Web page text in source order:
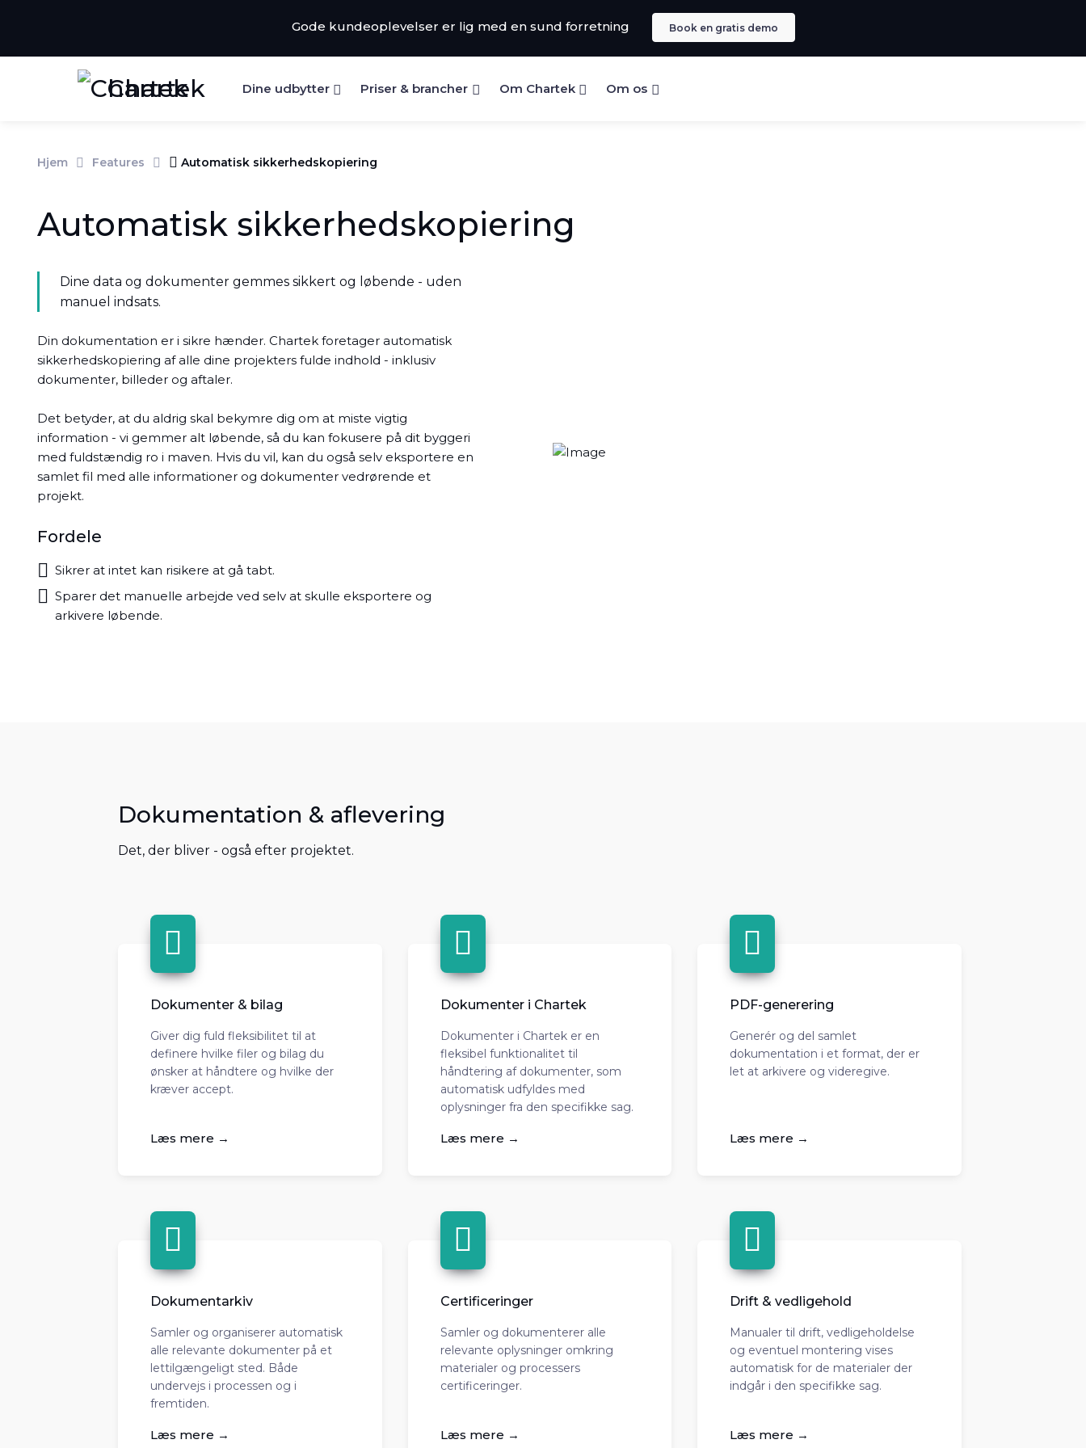
Gode kundeoplevelser er lig med en sund forretning Book en gratis demo
Chartek Dine udbytter Priser & brancher Om Chartek Om os
Hjem Features Automatisk sikkerhedskopiering
Automatisk sikkerhedskopiering
Dine data og dokumenter gemmes sikkert og løbende - uden
manuel indsats.
Din dokumentation er i sikre hænder. Chartek foretager automatisk
sikkerhedskopiering af alle dine projekters fulde indhold - inklusiv
dokumenter, billeder og aftaler.
Det betyder, at du aldrig skal bekymre dig om at miste vigtig
information - vi gemmer alt løbende, så du kan fokusere på dit byggeri
med fuldstændig ro i maven. Hvis du vil, kan du også selv eksportere en
samlet fil med alle informationer og dokumenter vedrørende et
projekt.
Fordele
Sikrer at intet kan risikere at gå tabt.
Sparer det manuelle arbejde ved selv at skulle eksportere og
arkivere løbende.
Dokumentation & aflevering
Det, der bliver - også efter projektet.
Dokumenter & bilag
Giver dig fuld fleksibilitet til at
definere hvilke filer og bilag du
ønsker at håndtere og hvilke der
kræver accept.
Læs mere →
Dokumenter i Chartek
Dokumenter i Chartek er en
fleksibel funktionalitet til
håndtering af dokumenter, som
automatisk udfyldes med
oplysninger fra den specifikke sag.
Læs mere →
PDF-generering
Generér og del samlet
dokumentation i et format, der er
let at arkivere og videregive.
Læs mere →
Dokumentarkiv
Samler og organiserer automatisk
alle relevante dokumenter på et
lettilgængeligt sted. Både
undervejs i processen og i
fremtiden.
Læs mere →
Certificeringer
Samler og dokumenterer alle
relevante oplysninger omkring
materialer og processers
certificeringer.
Læs mere →
Drift & vedligehold
Manualer til drift, vedligeholdelse
og eventuel montering vises
automatisk for de materialer der
indgår i den specifikke sag.
Læs mere →